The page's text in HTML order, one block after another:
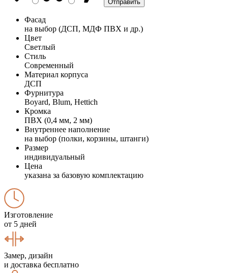
Фасад
на выбор (ДСП, МДФ ПВХ и др.)
Цвет
Светлый
Стиль
Современный
Материал корпуса
ДСП
Фурнитура
Boyard, Blum, Hettich
Кромка
ПВХ (0,4 мм, 2 мм)
Внутреннее наполнение
на выбор (полки, корзины, штанги)
Размер
индивидуальный
Цена
указана за базовую комплектацию
Изготовление
от 5 дней
Замер, дизайн
и доставка бесплатно